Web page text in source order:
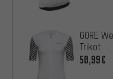
GORE
Trikot
50,99€